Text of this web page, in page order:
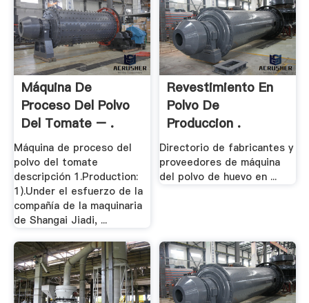
Máquina De
Proceso Del Polvo
Del Tomate – .
Máquina de proceso del
polvo del tomate
descripción 1.Production:
1).Under el esfuerzo de la
compañía de la maquinaria
de Shangai Jiadi, ...
Revestimiento En
Polvo De
Produccion .
Directorio de fabricantes y
proveedores de máquina
del polvo de huevo en ...